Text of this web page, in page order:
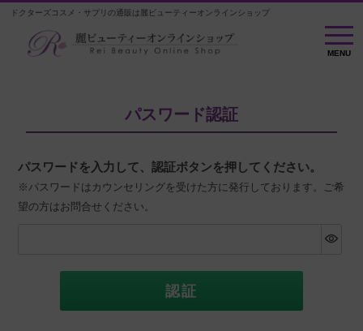
ドクターズコスメ・サプリの通販は麗ビューティーオンラインショップ
MENU
MENU
パスワード認証
パスワードを入力して、認証ボタンを押してください。
※パスワードはカウンセリングを受けた方に発行しております。ご希
望の方はお問合せください。
認証